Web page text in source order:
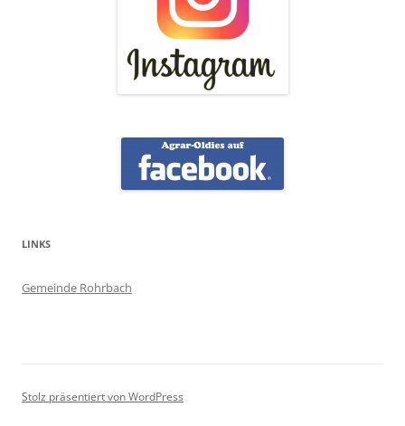
LINKS
Gemeinde Rohrbach
Stolz präsentiert von WordPress